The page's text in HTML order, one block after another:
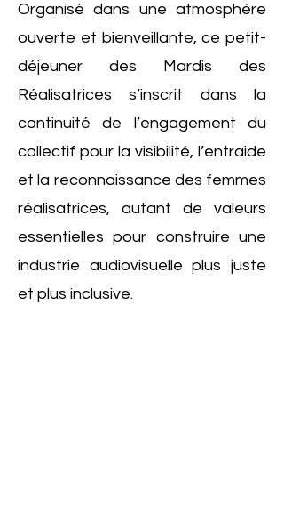
Organisé dans une atmosphère
ouverte et bienveillante, ce petit-
déjeuner des Mardis des
Réalisatrices s’inscrit dans la
continuité de l’engagement du
collectif pour la visibilité, l’entraide
et la reconnaissance des femmes
réalisatrices, autant de valeurs
essentielles pour construire une
industrie audiovisuelle plus juste
et plus inclusive.